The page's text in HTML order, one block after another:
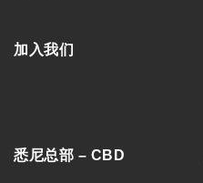
加入我们
悉尼总部 – CBD